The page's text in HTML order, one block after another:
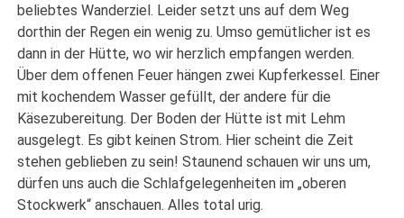
beliebtes Wanderziel. Leider setzt uns auf dem Weg
dorthin der Regen ein wenig zu. Umso gemütlicher ist es
dann in der Hütte, wo wir herzlich empfangen werden.
Über dem offenen Feuer hängen zwei Kupferkessel. Einer
mit kochendem Wasser gefüllt, der andere für die
Käsezubereitung. Der Boden der Hütte ist mit Lehm
ausgelegt. Es gibt keinen Strom. Hier scheint die Zeit
stehen geblieben zu sein! Staunend schauen wir uns um,
dürfen uns auch die Schlafgelegenheiten im „oberen
Stockwerk“ anschauen. Alles total urig.